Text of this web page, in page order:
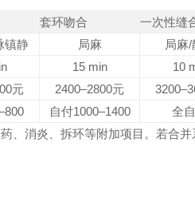
套环吻合 一次性缝
镇静 局麻 局麻/
15 min 10
元 2400–2800元
自付1000–1400 全
、消炎、拆环等附加项目。若合